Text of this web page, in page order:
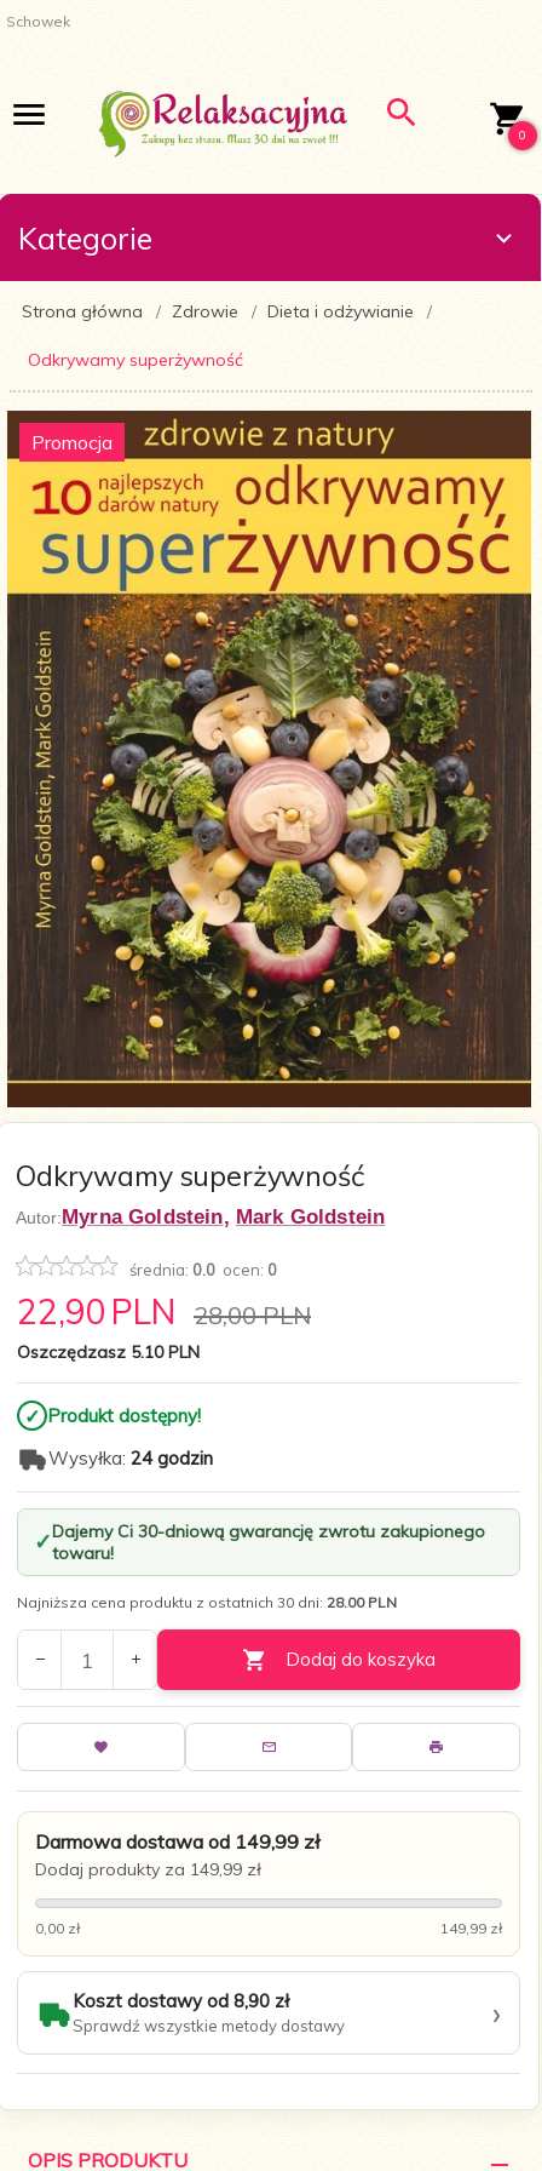
Schowek
0
Kategorie
Strona główna Zdrowie Dieta i odżywianie
Odkrywamy superżywność
Promocja
Odkrywamy superżywność
Autor:Myrna Goldstein, Mark Goldstein
średnia: 0.0 ocen: 0
22,90 PLN 28,00 PLN
Oszczędzasz 5.10 PLN
✓ Produkt dostępny!
Wysyłka: 24 godzin
Dajemy Ci 30-dniową gwarancję zwrotu zakupionego
towaru!
Najniższa cena produktu z ostatnich 30 dni: 28.00 PLN
Dodaj do koszyka
Darmowa dostawa od 149,99 zł
Dodaj produkty za 149,99 zł
0,00 zł 149,99 zł
Koszt dostawy od 8,90 zł
Sprawdź wszystkie metody dostawy ›
OPIS PRODUKTU